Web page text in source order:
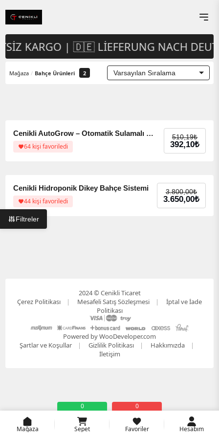
KARGO | 🇩🇪 LIEFERUNG NACH
Mağaza / Bahçe Ürünleri 2
Cenikli AutoGrow – Otomatik Sulamalı Fide Yetiştirme Ünitesi
64 kişi favoriledi
510,19₺
392,10₺
Cenikli Hidroponik Dikey Bahçe Sistemi
44 kişi favoriledi
3.800,00₺
3.650,00₺
Filtreler
2024 © Cenikli Ticaret
Çerez Politikası
Mesafeli Satış Sözleşmesi
İptal ve İade
Politikası
Powered by WooDeveloper.com
Şartlar ve Koşullar
Gizlilik Politikası
Hakkımızda
İletişim
Mağaza
0
Sepet
0
Favoriler Hesabım